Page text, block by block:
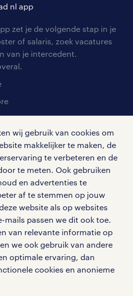
wij gebruik van cookies om
makkelijker te maken, de
te verbeteren en de
te meten. Ook gebruiken
en advertenties te
af te stemmen op jouw
website als op websites
mails passen we dit ook toe.
van relevante informatie op
we ook gebruik van andere
optimale ervaring, dan
cookies en anonieme
nl app
zet je de volgende stap in je
of salaris, zoek vacatures
van je intercedent.
content omtrent
en inspiratie.